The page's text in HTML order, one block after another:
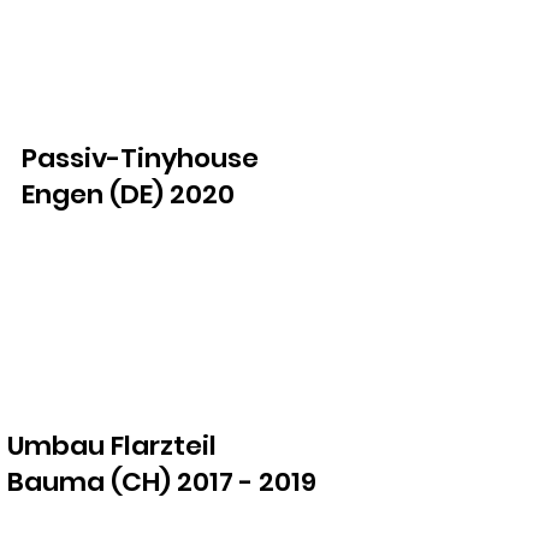
Passiv-Tinyhouse
Engen (DE) 2020
Umbau Flarzteil
Bauma (CH) 2017 - 2019